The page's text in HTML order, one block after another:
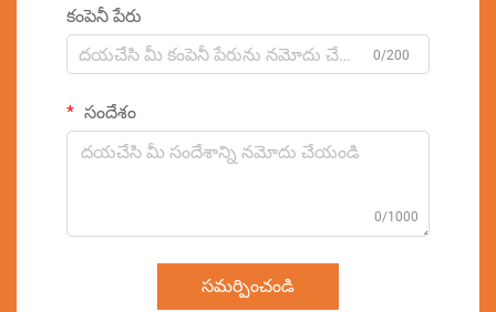
కంపెనీ పేరు
0/200
సందేశం
0/1000
సమర్పించండి